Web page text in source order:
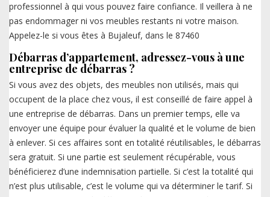
professionnel à qui vous pouvez faire confiance. Il veillera à ne
pas endommager ni vos meubles restants ni votre maison.
Appelez-le si vous êtes à Bujaleuf, dans le 87460
Débarras d’appartement, adressez-vous à une
entreprise de débarras ?
Si vous avez des objets, des meubles non utilisés, mais qui
occupent de la place chez vous, il est conseillé de faire appel à
une entreprise de débarras. Dans un premier temps, elle va
envoyer une équipe pour évaluer la qualité et le volume de bien
à enlever. Si ces affaires sont en totalité réutilisables, le débarras
sera gratuit. Si une partie est seulement récupérable, vous
bénéficierez d’une indemnisation partielle. Si c’est la totalité qui
n’est plus utilisable, c’est le volume qui va déterminer le tarif. Si